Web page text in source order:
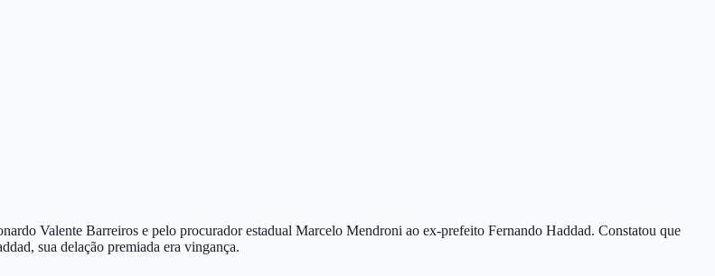
Valente Barreiros e pelo procurador estadual Marcelo Mendroni ao ex-prefeito Fernando Haddad. Constatou que
sua delação premiada era vingança.